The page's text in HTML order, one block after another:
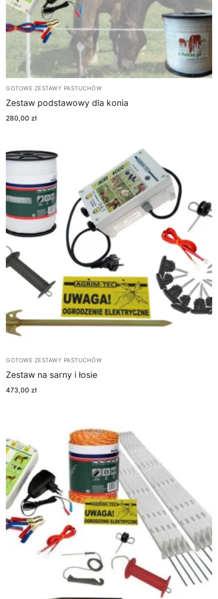
GOTOWE ZESTAWY PASTUCHÓW
Zestaw podstawowy dla konia
280,00 zł
GOTOWE ZESTAWY PASTUCHÓW
Zestaw na sarny i łosie
473,00 zł